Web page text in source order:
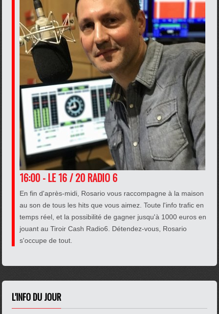
16:00 - LE 16 / 20 RADIO 6
En fin d'après-midi, Rosario vous raccompagne à la maison
au son de tous les hits que vous aimez. Toute l'info trafic en
temps réel, et la possibilité de gagner jusqu'à 1000 euros en
jouant au Tiroir Cash Radio6. Détendez-vous, Rosario
s'occupe de tout.
L'INFO DU JOUR